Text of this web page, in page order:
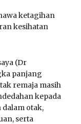
ketagihan
kesihatan
(Dr
panjang
remaja masih
kepada
otak,
serta